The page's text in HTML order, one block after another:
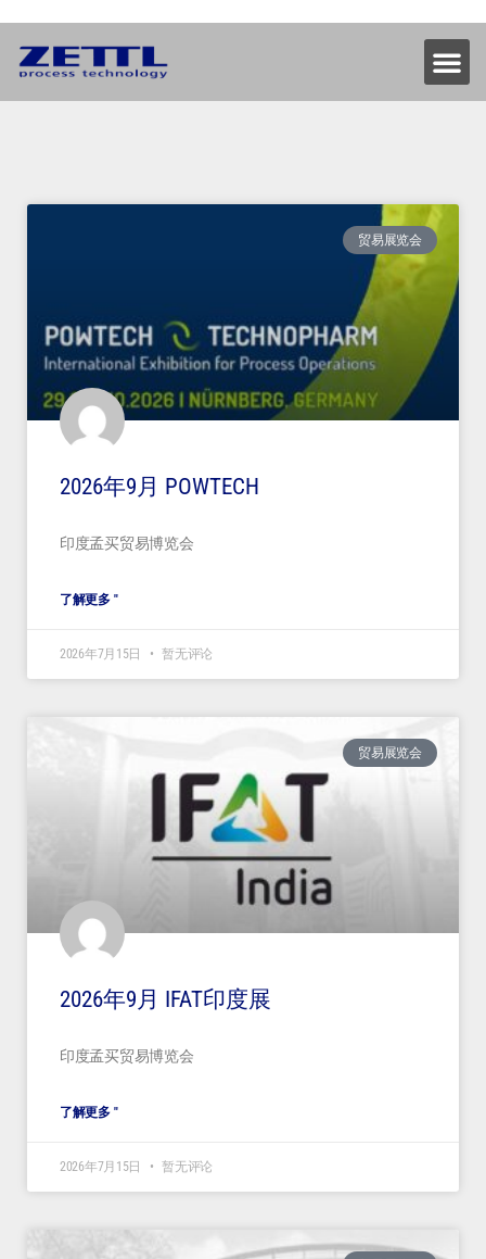
贸易展览会
2026年9月 POWTECH
印度孟买贸易博览会
了解更多 "
2026年7月15日 暂无评论
贸易展览会
2026年9月 IFAT印度展
印度孟买贸易博览会
了解更多 "
2026年7月15日 暂无评论